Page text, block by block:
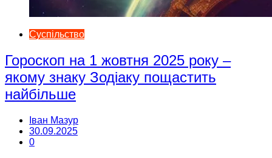
Суспільство
Гороскоп на 1 жовтня 2025 року –
якому знаку Зодіаку пощастить
найбільше
Іван Мазур
30.09.2025
0